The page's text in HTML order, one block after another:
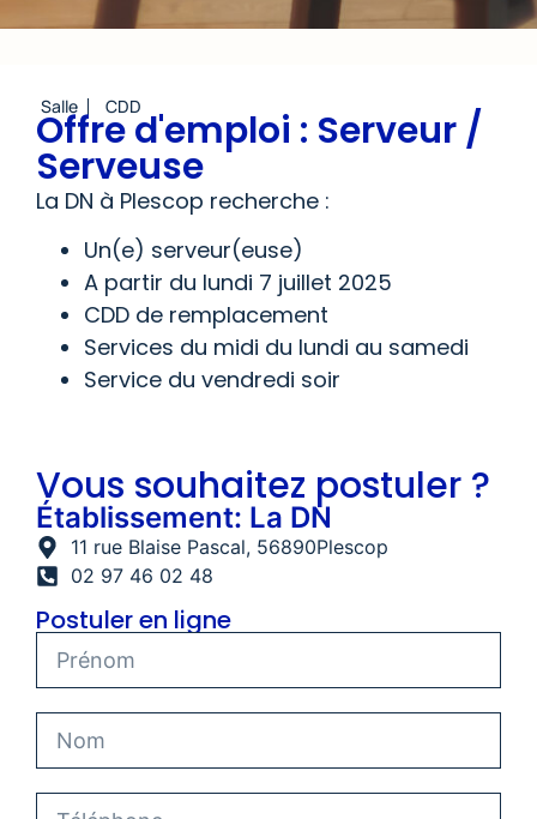
Salle CDD
Offre d'emploi : Serveur /
Serveuse
La DN à Plescop recherche :
Un(e) serveur(euse)
A partir du lundi 7 juillet 2025
CDD de remplacement
Services du midi du lundi au samedi
Service du vendredi soir
Vous souhaitez postuler ?
Établissement: La DN
11 rue Blaise Pascal, 56890Plescop
02 97 46 02 48
Postuler en ligne